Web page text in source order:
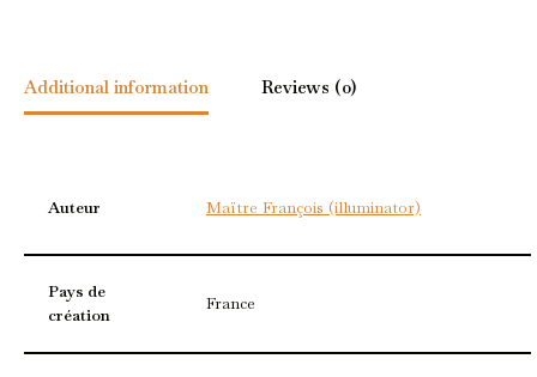
Additional information Reviews (0)
Auteur Maïtre François (illuminator)
Pays de
création
France